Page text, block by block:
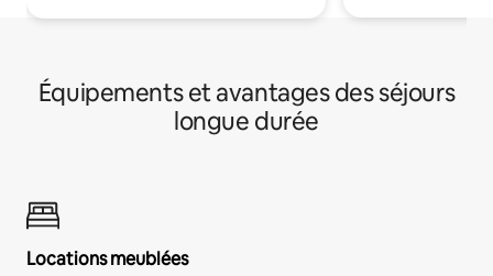
Équipements et avantages des séjours
longue durée
Locations meublées